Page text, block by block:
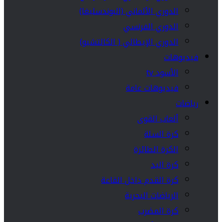
الدوري الألماني (البوندسليغا)
الدوري الفرنسي
الدوري الإيطالي ( الكالتشيو)
فيديوهات
الأسود tv
فيديوهات عامة
رياضات
ألعاب القوى
كرة السلة
الكرة الطائرة
كرة اليد
كرة القدم داخل القاعة
الرياضات البحرية
كرة المضرب